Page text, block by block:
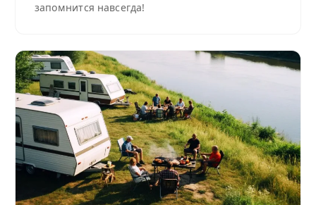
запомнится навсегда!